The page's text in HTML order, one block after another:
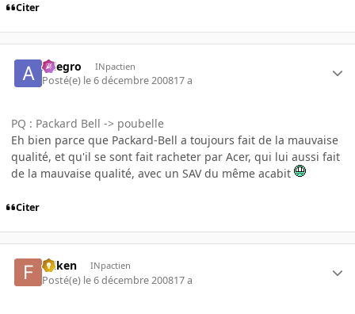
Citer
Allegro INpactien
Posté(e) le 6 décembre 200817 a
PQ : Packard Bell -> poubelle
Eh bien parce que Packard-Bell a toujours fait de la mauvaise
qualité, et qu'il se sont fait racheter par Acer, qui lui aussi fait
de la mauvaise qualité, avec un SAV du même acabit
Citer
folken INpactien
Posté(e) le 6 décembre 200817 a